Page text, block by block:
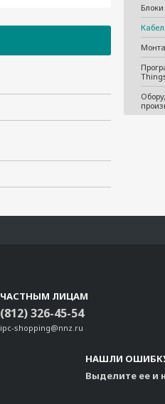
ЧАСТНЫМ ЛИЦАМ
(812) 326-45-54
ipc-shopping@nnz.ru
НАШЛИ ОШИБКУ
Выделите ее и